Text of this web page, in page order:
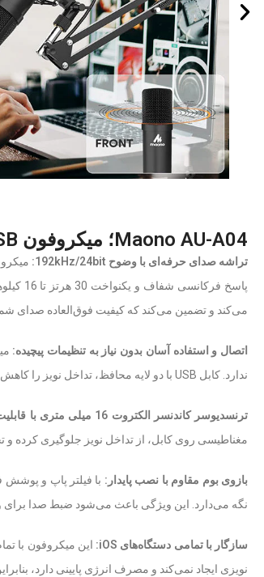
Maono AU-A04؛ میکروفون USB حرفه‌ای برای ضبط پادکست
تراشه صدای حرفه‌ای با وضوح 192kHz/24bit
:
پاسخ
می‌کند و تضمین می‌کند که کیفیت فوق‌العاده صدای
اتصال و استفاده آسان بدون نیاز به تنظیمات پیچیده:
ندارد. کابل USB با دو لایه محافظ، تداخل نویز را کاهش می‌دهد و باعث می‌شود ضبط صدا در پادکست، لایو استریم، تماس ویدیویی یا تقریبا هر نوع ضبط دیگری به راحتی باکیفیت عالی انجام شود.
ترنسدیوسر کاندنسر الکتروت 16 میلی متری با قابلیت پاسخ فرکانسی قوی و کاهش نویز:
مغناطیسی روی کابل، از تداخل نویز جلوگیری کرده و
بازوی بوم مقاوم با نصب پایدار:
نگه می‌دارد. این ویژگی باعث می‌شود ضبط صدا برای
سازگار با تمامی دستگاه‌های iOS
:
نویزی ایجاد نمی‌کند و مصرف انرژی پایینی دارد،